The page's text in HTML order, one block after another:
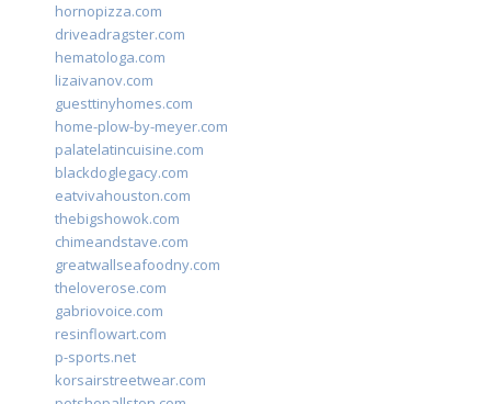
hornopizza.com
driveadragster.com
hematologa.com
lizaivanov.com
guesttinyhomes.com
home-plow-by-meyer.com
palatelatincuisine.com
blackdoglegacy.com
eatvivahouston.com
thebigshowok.com
chimeandstave.com
greatwallseafoodny.com
theloverose.com
gabriovoice.com
resinflowart.com
p-sports.net
korsairstreetwear.com